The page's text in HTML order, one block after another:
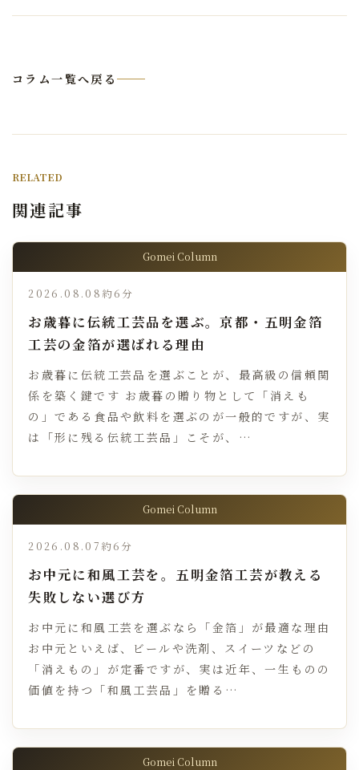
コラム一覧へ戻る
RELATED
関連記事
Gomei Column
2026.08.08 約6分
お歳暮に伝統工芸品を選ぶ。京都・五明金箔
工芸の金箔が選ばれる理由
お歳暮に伝統工芸品を選ぶことが、最高級の信頼関
係を築く鍵です お歳暮の贈り物として「消えも
の」である食品や飲料を選ぶのが一般的ですが、実
は「形に残る伝統工芸品」こそが、…
Gomei Column
2026.08.07 約6分
お中元に和風工芸を。五明金箔工芸が教える
失敗しない選び方
お中元に和風工芸を選ぶなら「金箔」が最適な理由
お中元といえば、ビールや洗剤、スイーツなどの
「消えもの」が定番ですが、実は近年、一生ものの
価値を持つ「和風工芸品」を贈る…
Gomei Column